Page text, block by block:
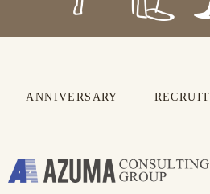
ANNIVERSARY RECRUIT